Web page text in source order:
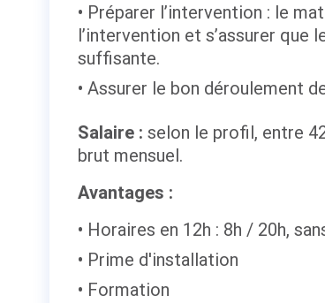
Préparer l’intervention : le
l’intervention et s’assurer
suffisante.
Assurer le bon déroulement
Salaire : selon le profil, entre
brut mensuel.
Avantages :
Horaires en 12h : 8h / 20h,
Prime d'installation
Formation